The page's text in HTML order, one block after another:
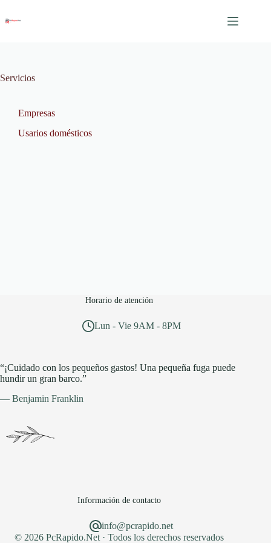
contenido
Servicios
Empresas
Usarios domésticos
Horario de atención
Lun - Vie 9AM - 8PM
“¡Cuidado con los pequeños gastos! Una pequeña fuga puede
hundir un gran barco.”
— Benjamin Franklin
Información de contacto
info@pcrapido.net
© 2026 PcRapido.Net · Todos los derechos reservados